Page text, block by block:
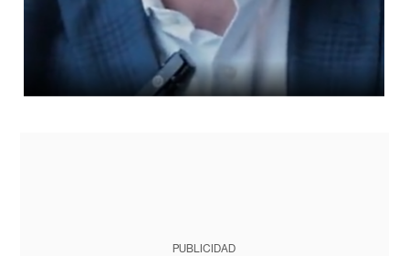
PUBLICIDAD